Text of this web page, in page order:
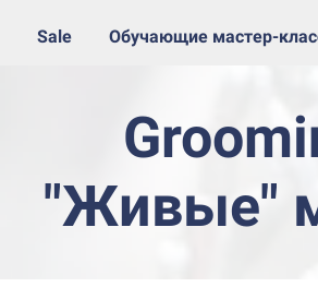
Sale Обучающие мастер-
"Живые"